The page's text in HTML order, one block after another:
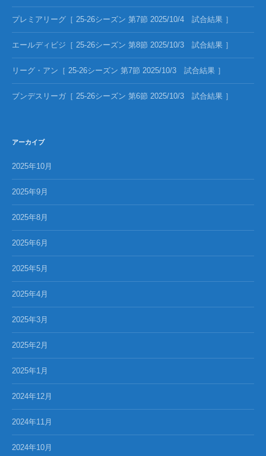
プレミアリーグ［ 25-26シーズン 第7節 2025/10/4 試合結果 ］
エールディビジ［ 25-26シーズン 第8節 2025/10/3 試合結果 ］
リーグ・アン［ 25-26シーズン 第7節 2025/10/3 試合結果 ］
ブンデスリーガ［ 25-26シーズン 第6節 2025/10/3 試合結果 ］
アーカイブ
2025年10月
2025年9月
2025年8月
2025年6月
2025年5月
2025年4月
2025年3月
2025年2月
2025年1月
2024年12月
2024年11月
2024年10月